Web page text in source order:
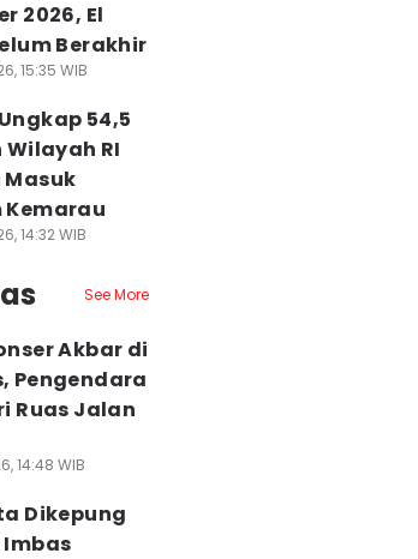
2026, El
Berakhir
15:35 WIB
54,5
Wilayah RI
Masuk
Kemarau
14:32 WIB
See More
Akbar di
Pengendara
Ruas Jalan
14:48 WIB
Dikepung